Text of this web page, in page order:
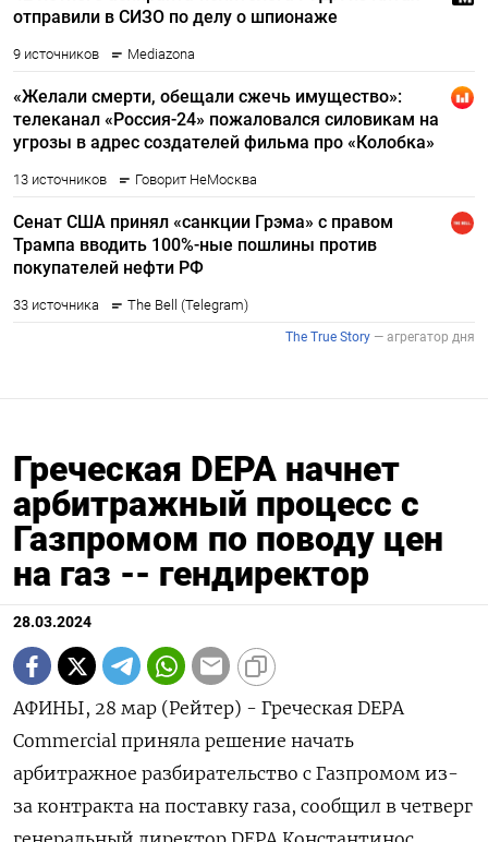
Греческая DEPA начнет
арбитражный процесс с
Газпромом по поводу цен
на газ -- гендиректор
28.03.2024
АФИНЫ, 28 мар (Рейтер) - Греческая DEPA
Commercial приняла решение начать
арбитражное разбирательство с Газпромом из-
за контракта на поставку газа, сообщил в четверг